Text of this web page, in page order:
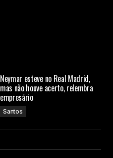
Neymar esteve no Real Madrid,
mas não houve acerto, relembra
empresário
Santos